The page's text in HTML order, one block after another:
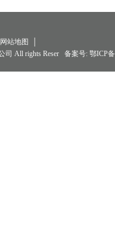
网站地图
司 All rights Reser 备案号: 鄂ICP